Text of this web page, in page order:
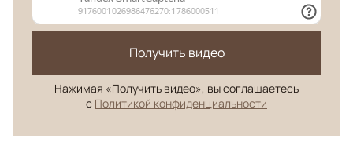
Получить видео
Нажимая «Получить видео», вы соглашаетесь
с Политикой конфиденциальности